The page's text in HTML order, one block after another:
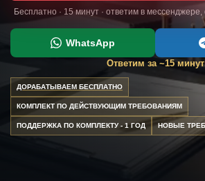
Бесплатно · 15 минут · ответим в
WhatsApp
Ответим за ~15 минут
ДОРАБАТЫВАЕМ БЕСПЛАТНО
КОМПЛЕКТ ПО ДЕЙСТВУЮЩИМ ТРЕБОВАНИЯМ
ПОДДЕРЖКА ПО КОМПЛЕКТУ - 1 ГОД НОВЫЕ